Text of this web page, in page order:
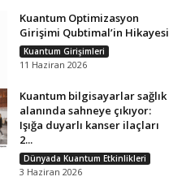
Kuantum Optimizasyon
Girişimi Qubtimal’in Hikayesi
Kuantum Girişimleri
11 Haziran 2026
Kuantum bilgisayarlar sağlık
alanında sahneye çıkıyor:
Işığa duyarlı kanser ilaçları
2...
Dünyada Kuantum Etkinlikleri
3 Haziran 2026